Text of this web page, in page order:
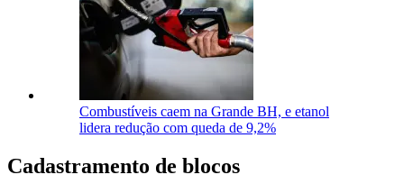
Combustíveis caem na Grande BH, e etanol
lidera redução com queda de 9,2%
Cadastramento de blocos